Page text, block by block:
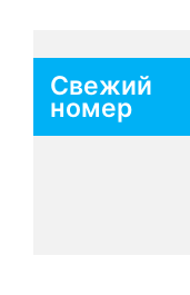
Свежий
номер